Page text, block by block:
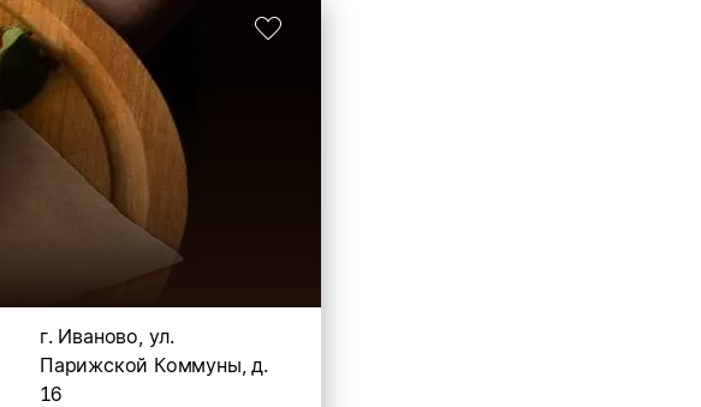
г. Иваново, ул.
Парижской Коммуны, д.
16